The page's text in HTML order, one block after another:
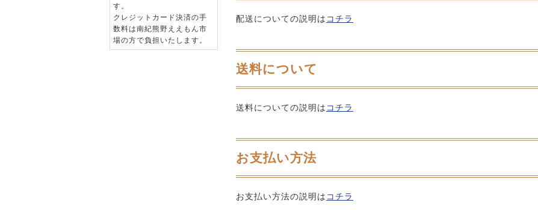
配送についての説明は コチラ
送料について
送料についての説明は コチラ
お支払い方法
お支払い方法の説明は コチラ
す。
クレジットカード決済の手
数料は南紀熊野ええもん市
場の方で負担いたします。